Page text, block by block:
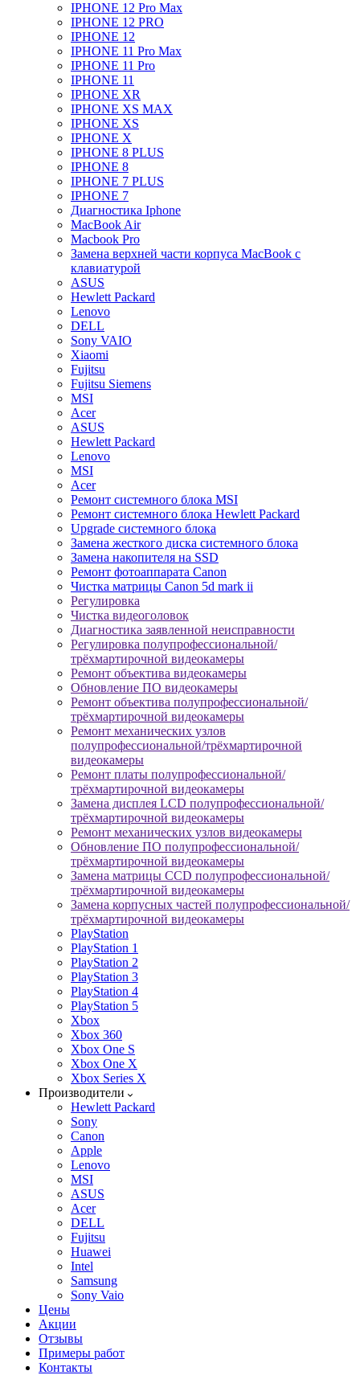
IPHONE 12 Pro Max
IPHONE 12 PRO
IPHONE 12
IPHONE 11 Pro Max
IPHONE 11 Pro
IPHONE 11
IPHONE XR
IPHONE XS MAX
IPHONE XS
IPHONE X
IPHONE 8 PLUS
IPHONE 8
IPHONE 7 PLUS
IPHONE 7
Диагностика Iphone
MacBook Air
Macbook Pro
Замена верхней части корпуса MacBook с
клавиатурой
ASUS
Hewlett Packard
Lenovo
DELL
Sony VAIO
Xiaomi
Fujitsu
Fujitsu Siemens
MSI
Acer
ASUS
Hewlett Packard
Lenovo
MSI
Acer
Ремонт системного блока MSI
Ремонт системного блока Hewlett Packard
Upgrade системного блока
Замена жесткого диска системного блока
Замена накопителя на SSD
Ремонт фотоаппарата Canon
Чистка матрицы Canon 5d mark ii
Регулировка
Чистка видеоголовок
Диагностика заявленной неисправности
Регулировка полупрофессиональной/
трёхмартирочной видеокамеры
Ремонт объектива видеокамеры
Обновление ПО видеокамеры
Ремонт объектива полупрофессиональной/
трёхмартирочной видеокамеры
Ремонт механических узлов
полупрофессиональной/трёхмартирочной
видеокамеры
Ремонт платы полупрофессиональной/
трёхмартирочной видеокамеры
Замена дисплея LCD полупрофессиональной/
трёхмартирочной видеокамеры
Ремонт механических узлов видеокамеры
Обновление ПО полупрофессиональной/
трёхмартирочной видеокамеры
Замена матрицы CCD полупрофессиональной/
трёхмартирочной видеокамеры
Замена корпусных частей полупрофессиональной/
трёхмартирочной видеокамеры
PlayStation
PlayStation 1
PlayStation 2
PlayStation 3
PlayStation 4
PlayStation 5
Xbox
Xbox 360
Xbox One S
Xbox One X
Xbox Series X
Производители
Hewlett Packard
Sony
Canon
Apple
Lenovo
MSI
ASUS
Acer
DELL
Fujitsu
Huawei
Intel
Samsung
Sony Vaio
Цены
Акции
Отзывы
Примеры работ
Контакты